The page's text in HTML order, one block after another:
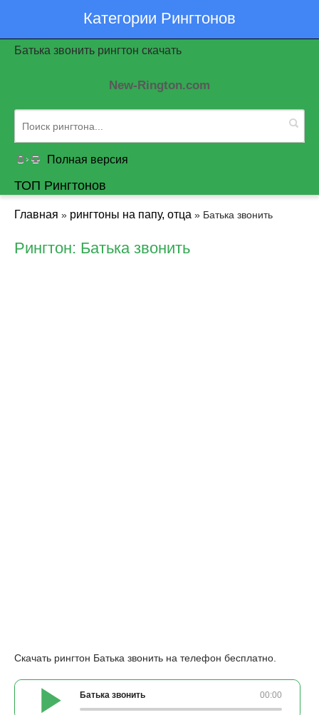
Категории Рингтонов
Батька звонить рингтон скачать
New-Rington.com
Полная версия
ТОП Рингтонов
Главная » рингтоны на папу, отца » Батька звонить
Рингтон: Батька звонить
Скачать рингтон Батька звонить на телефон бесплатно.
00:00
Батька звонить